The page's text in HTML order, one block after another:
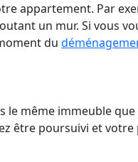
appartement. Par
un mur. Si vous
du
même immeuble
être poursuivi et